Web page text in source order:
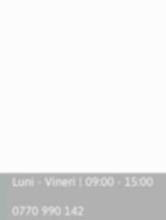
Luni - Vineri | 09:00 - 15:00
0770 990 142